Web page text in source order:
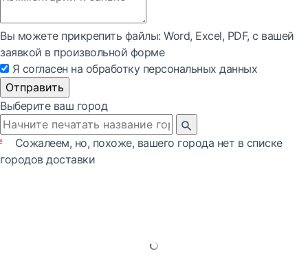
Вы можете прикрепить файлы: Word, Exсel, PDF, с вашей
заявкой в произвольной форме
Я согласен на обработку персональных данных
Отправить
Выберите ваш город
Сожалеем, но, похоже, вашего города нет в списке
городов доставки